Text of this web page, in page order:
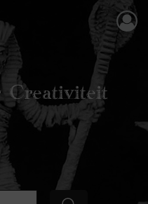
Creativiteit